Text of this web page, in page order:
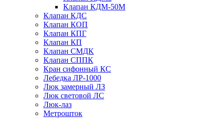
Клапан КДМ-50М
Клапан КДС
Клапан КОП
Клапан КПГ
Клапан КП
Клапан СМДК
Клапан СППК
Кран сифонный КС
Лебедка ЛР-1000
Люк замерный ЛЗ
Люк световой ЛС
Люк-лаз
Метрошток